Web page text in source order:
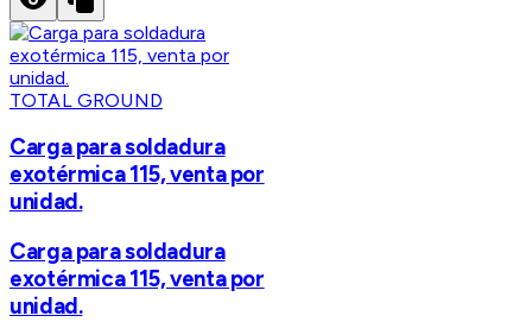
TOTAL GROUND
Carga para soldadura
exotérmica 115, venta por
unidad.
Carga para soldadura
exotérmica 115, venta por
unidad.